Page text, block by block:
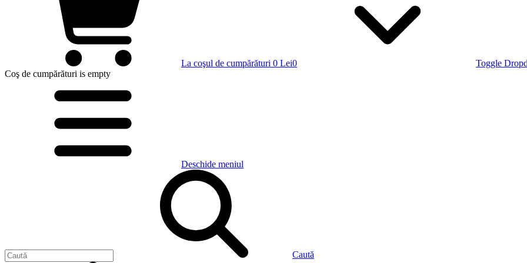
La coşul de cumpărături 0 Lei0
Toggle
Coş de cumpărături is empty
Deschide meniul
Caută